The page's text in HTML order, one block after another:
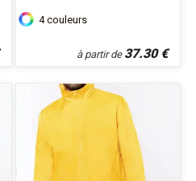
4 couleurs
à partir de 37.30€